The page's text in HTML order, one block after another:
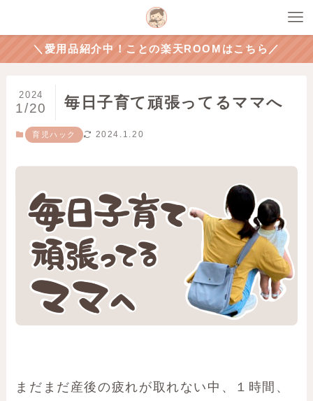
＼愛用品紹介中！ことの楽天ROOMはこちら／
毎日子育て頑張ってるママへ
2024
1/20
育児ハック 2024.1.20
まだまだ産後の疲れが取れない中、１時間、